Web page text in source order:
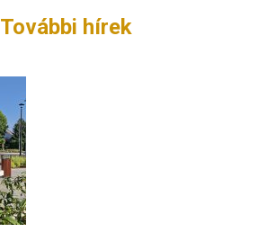
További hírek